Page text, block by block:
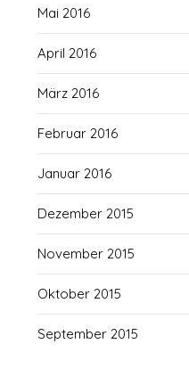
Mai 2016
April 2016
März 2016
Februar 2016
Januar 2016
Dezember 2015
November 2015
Oktober 2015
September 2015